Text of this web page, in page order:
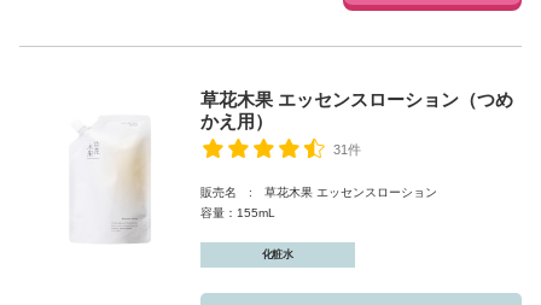
草花木果 エッセンスローション（つめ
かえ用）
31件
販売名 : 草花木果 エッセンスローション
容量：155mL
化粧水